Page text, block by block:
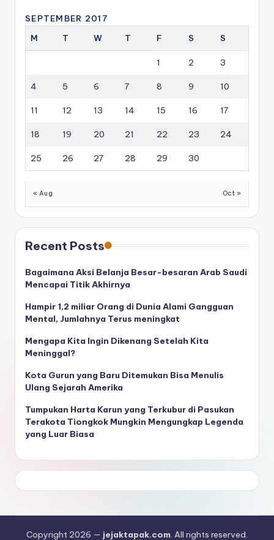
SEPTEMBER 2017
M
T W T F S S
1 2 3
4 5 6 7 8 9 10
11 12 13 14 15 16 17
18 19 20 21 22 23 24
25 26 27 28 29 30
« Aug Oct »
Recent Posts
Bagaimana Aksi Belanja Besar-besaran Arab Saudi
Mencapai Titik Akhirnya
Hampir 1,2 miliar Orang di Dunia Alami Gangguan
Mental, Jumlahnya Terus meningkat
Mengapa Kita Ingin Dikenang Setelah Kita
Meninggal?
Kota Gurun yang Baru Ditemukan Bisa Menulis
Ulang Sejarah Amerika
Tumpukan Harta Karun yang Terkubur di Pasukan
Terakota Tiongkok Mungkin Mengungkap Legenda
yang Luar Biasa
Copyright 2026 — jejaktapak.com. All rights reserved.